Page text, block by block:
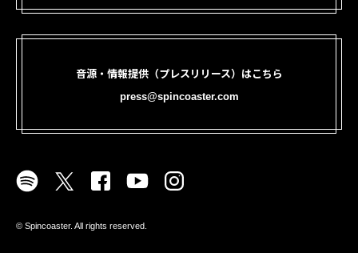
音源・情報提供（プレスリリース）はこちら
press@spincoaster.com
©︎ Spincoaster. All rights reserved.